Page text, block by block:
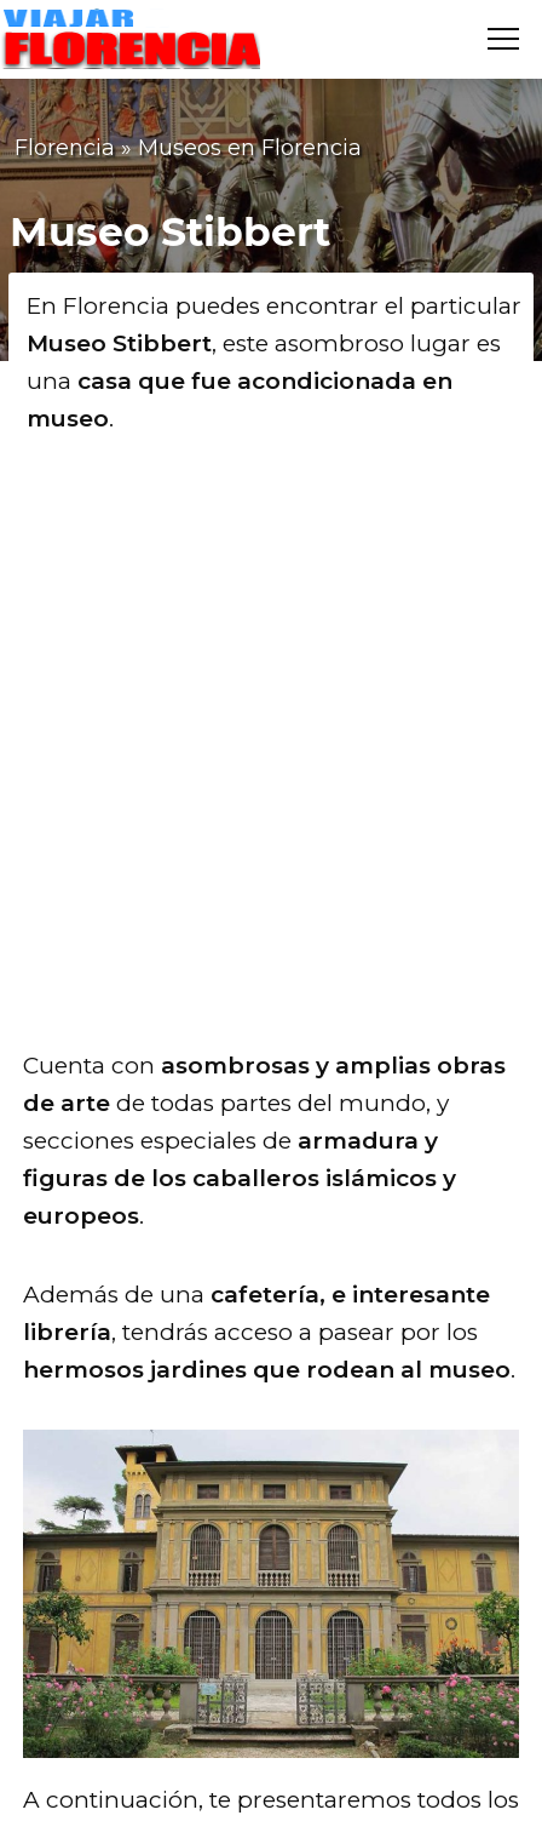
VIAJAR
FLORENCIA
Florencia »Museos en Florencia
Museo Stibbert
En Florencia puedes encontrar el particular
Museo Stibbert, este asombroso lugar es
una casa que fue acondicionada en
museo.
Cuenta con asombrosas y amplias obras
de arte de todas partes del mundo, y
secciones especiales de armadura y
figuras de los caballeros islámicos y
europeos.
Además de una cafetería, e interesante
librería, tendrás acceso a pasear por los
hermosos jardines que rodean al museo.
A continuación, te presentaremos todos los